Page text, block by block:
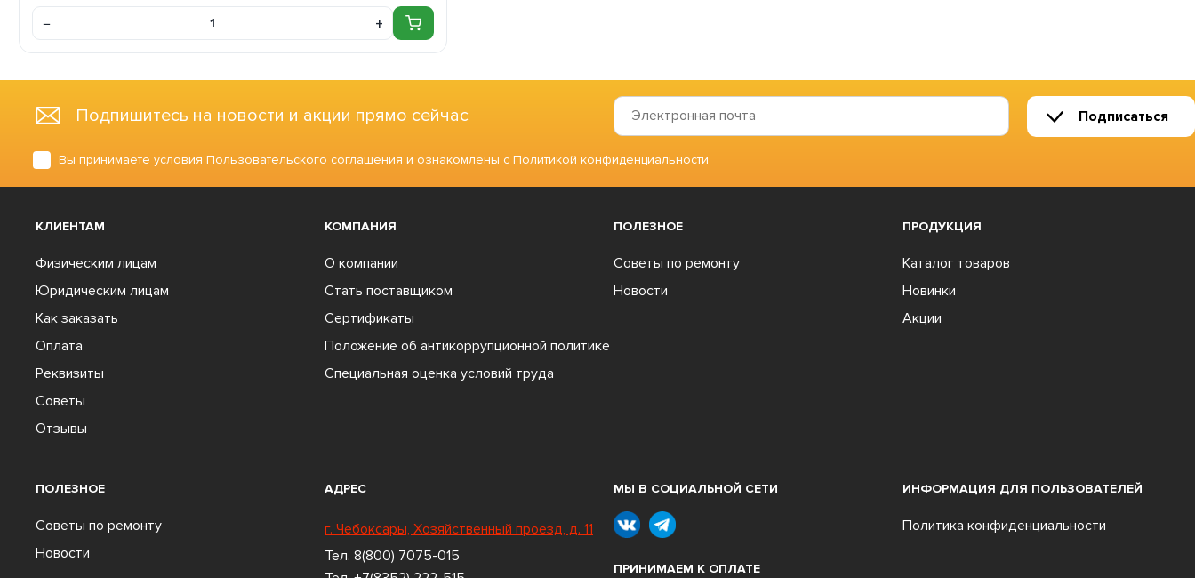
Подпишитесь на новости и акции прямо сейчас Подписаться
Вы принимаете условия Пользовательского соглашения и ознакомлены с Политикой конфиденциальности
КЛИЕНТАМ
Физическим лицам
Юридическим лицам
Как заказать
Оплата
Реквизиты
Советы
Отзывы
КОМПАНИЯ
О компании
Стать поставщиком
Сертификаты
Положение об антикоррупционной политике
Специальная оценка условий труда
ПОЛЕЗНОЕ
Советы по ремонту
Новости
ПРОДУКЦИЯ
Каталог товаров
Новинки
Акции
ПОЛЕЗНОЕ
Советы по ремонту
Новости
АДРЕС
г. Чебоксары, Хозяйственный проезд, д. 11
Тел. 8(800) 7075-015
МЫ В СОЦИАЛЬНОЙ СЕТИ
ПРИНИМАЕМ К ОПЛАТЕ
ИНФОРМАЦИЯ ДЛЯ ПОЛЬЗОВАТЕЛЕЙ
Политика конфиденциальности